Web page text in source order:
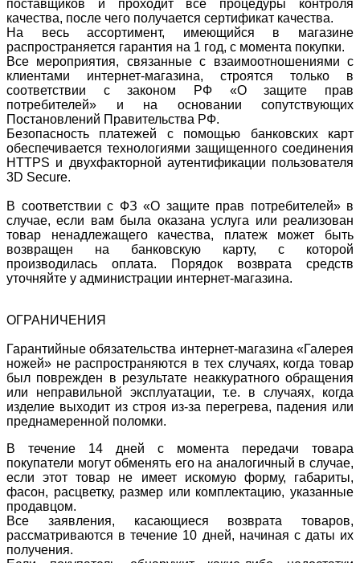
поставщиков и проходит все процедуры контроля
качества, после чего получается сертификат качества.
На весь ассортимент, имеющийся в магазине
распространяется гарантия на 1 год, с момента покупки.
Все мероприятия, связанные с взаимоотношениями с
клиентами интернет-магазина, строятся только в
соответствии с законом РФ «О защите прав
потребителей» и на основании сопутствующих
Постановлений Правительства РФ.
Безопасность платежей с помощью банковских карт
обеспечивается технологиями защищенного соединения
HTTPS и двухфакторной аутентификации пользователя
3D Secure.
В соответствии с ФЗ «О защите прав потребителей» в
случае, если вам была оказана услуга или реализован
товар ненадлежащего качества, платеж может быть
возвращен на банковскую карту, с которой
производилась оплата. Порядок возврата средств
уточняйте у администрации интернет-магазина.
ОГРАНИЧЕНИЯ
Гарантийные обязательства интернет-магазина «Галерея
ножей» не распространяются в тех случаях, когда товар
был поврежден в результате неаккуратного обращения
или неправильной эксплуатации, т.е. в случаях, когда
изделие выходит из строя из-за перегрева, падения или
преднамеренной поломки.
В течение 14 дней с момента передачи товара
покупатели могут обменять его на аналогичный в случае,
если этот товар не имеет искомую форму, габариты,
фасон, расцветку, размер или комплектацию, указанные
продавцом.
Все заявления, касающиеся возврата товаров,
рассматриваются в течение 10 дней, начиная с даты их
получения.